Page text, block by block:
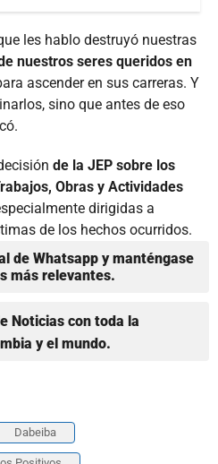
les hablo destruyó nuestras
nuestros seres queridos en
ascender en sus carreras. Y
sino que antes de eso
de la JEP sobre los
Obras y Actividades
dirigidas a
de los hechos ocurridos.
de Whatsapp y manténgase
más relevantes.
Noticias con toda la
y el mundo.
Dabeiba